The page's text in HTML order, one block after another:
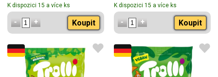
K dispozici 15 a více ks
Koupit
K dispozici 15 a více ks
Koupit